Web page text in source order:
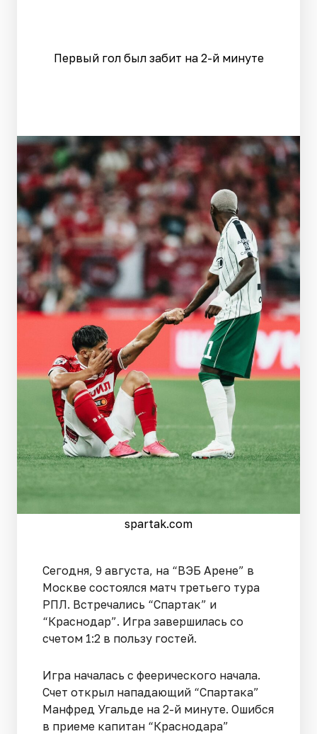
Первый гол был забит на 2-й минуте
spartak.com
Сегодня, 9 августа, на “ВЭБ Арене” в
Москве состоялся матч третьего тура
РПЛ. Встречались “Спартак” и
“Краснодар”. Игра завершилась со
счетом 1:2 в пользу гостей.
Игра началась с феерического начала.
Счет открыл нападающий “Спартака”
Манфред Угальде на 2-й минуте. Ошибся
в приеме капитан “Краснодара”